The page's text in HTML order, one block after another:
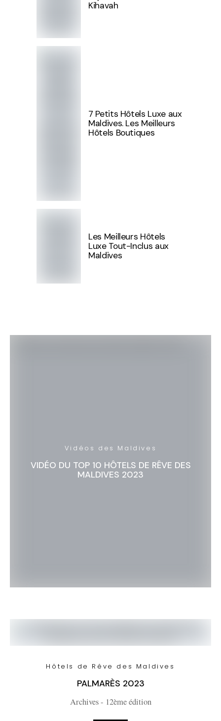
Kihavah
7 Petits Hôtels Luxe aux
Maldives. Les Meilleurs
Hôtels Boutiques
Les Meilleurs Hôtels
Luxe Tout-Inclus aux
Maldives
Vidéos des Maldives
VIDÉO DU TOP 10 HÔTELS DE RÊVE DES
MALDIVES 2023
Hôtels de Rêve des Maldives
PALMARÈS 2023
Archives - 12ème édition